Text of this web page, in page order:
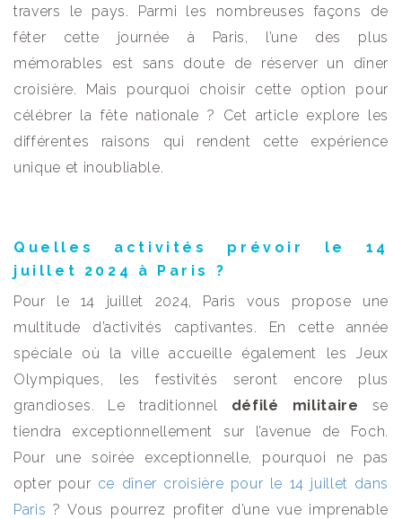
travers le pays. Parmi les nombreuses façons de
fêter cette journée à Paris, l’une des plus
mémorables est sans doute de réserver un dîner
croisière. Mais pourquoi choisir cette option pour
célébrer la fête nationale ? Cet article explore les
différentes raisons qui rendent cette expérience
unique et inoubliable.
Quelles activités prévoir le 14
juillet 2024 à Paris ?
Pour le 14 juillet 2024, Paris vous propose une
multitude d’activités captivantes. En cette année
spéciale où la ville accueille également les Jeux
Olympiques, les festivités seront encore plus
grandioses. Le traditionnel défilé militaire se
tiendra exceptionnellement sur l’avenue de Foch.
Pour une soirée exceptionnelle, pourquoi ne pas
opter pour ce dîner croisière pour le 14 juillet dans
Paris ? Vous pourrez profiter d’une vue imprenable